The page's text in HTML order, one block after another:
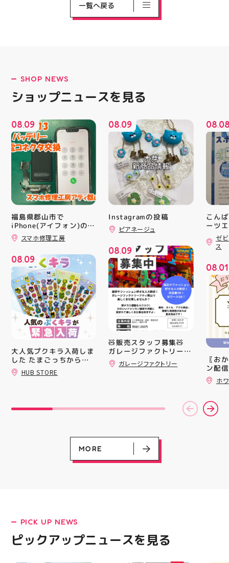
LATEST!
一覧へ戻る
SHOP NEWS
ショップニュースを見る
08.09
福島県郡山市で
iPhone(アイフォン)の充
電口修理はスマホ修理工
房アティ郡山店なら即日
スマホ修理工房
08.09
大人気プクキラ入荷しま
した たまごっちからサ
ンリオまで 全13種類の
豊富なラインナップが勢
インばかり 集めたくな
定での入荷となりますの
で 気になっていた方、
売り切れる前にぜひお早
ラ雑貨 コレクション
HUBSTORE 数量限定 新
商品入荷
HUB STORE
08.09
Instagramの投稿
ピアネージュ
08.09
🧸販売スタッフ募集🧸
ガレージファクトリーア
ティ郡山では 販売スタ
ッフを募集しております
大歓迎️‍️‍️‍ Wワークされてる
方も可能ですよ！ 求人
でのご応募は不可となり
ます️ 私達と一緒に楽し
くお仕事しましょう️ お
電話、ご応募お待ちして
ガレージファクトリー
08.
こん
ーツ
ィ郡
「ゼ
つり
16(日
ィ館
を行
入り
対策
た、
ート(
買い
ツポ
録)画
だく
加す
ズな
ぜひ
熱い
ゼ
ス
08.01
〖お
ン配
ッパ
￥
ーポ
ース
ホ
MORE
PICK UP NEWS
ピックアップニュースを見る